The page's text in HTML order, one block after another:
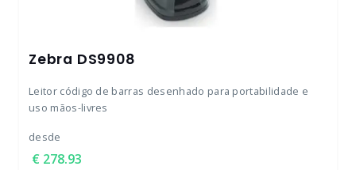
Zebra DS9908
Leitor código de barras desenhado para portabilidade e
uso mãos-livres
desde
278.93